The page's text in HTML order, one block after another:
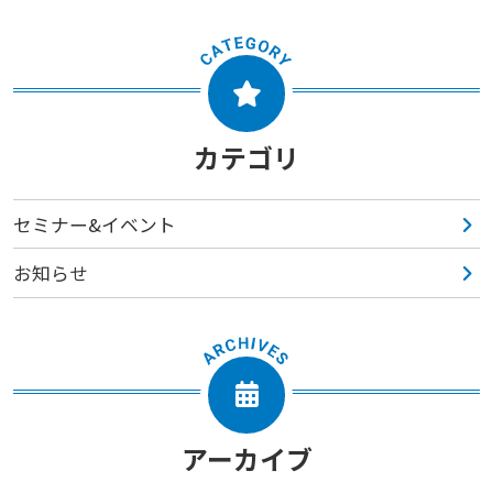
カテゴリ
セミナー&イベント
お知らせ
アーカイブ